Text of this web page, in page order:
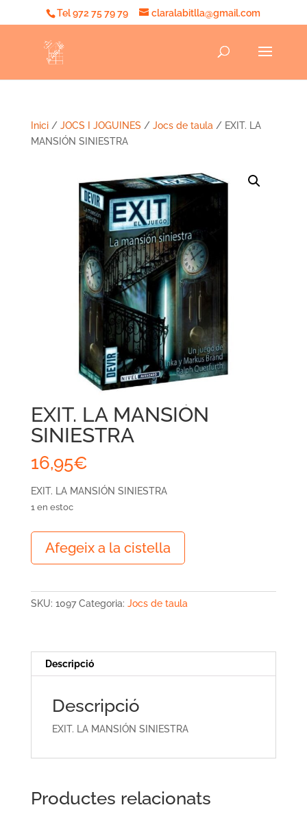
Tel 972 75 79 79 claralabitlla@gmail.com
Inici/ JOCS I JOGUINES / Jocs de taula / EXIT. LA
MANSIÓN SINIESTRA
EXIT. LA MANSIÓN
SINIESTRA
16,95€
EXIT. LA MANSIÓN SINIESTRA
1 en estoc
MANSIÓN
Afegeix a la cistella
SKU: 1097 Categoria: Jocs de taula
Descripció
Descripció
EXIT. LA MANSIÓN SINIESTRA
Productes relacionats